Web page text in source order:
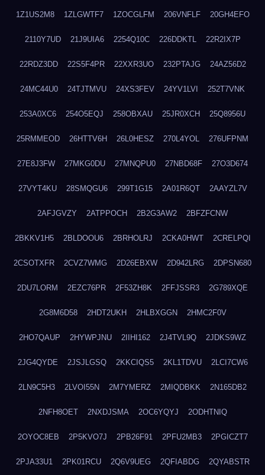
1Z1US2M8 1ZLGWTF7 1ZOCGLFM 206VNFLF 20GH4EFO
2110Y7UD 21J9UIA6 2254Q10C 226DDKTL 22R2IX7P
22RDZ3DD 22S5F4PR 22XXR3UO 232PTAJG 24AZ56D2
24MC44U0 24TJTMVU 24XS3FEV 24YV1LVI 252T7VNK
253A0XC6 254O5EQJ 258OBXAU 25JR0XCH 25Q8956U
25RMMEOD 26HTTV6H 26L0HESZ 270L4YOL 276UFPNM
27E8J3FW 27MKG0DU 27MNQPU0 27NBD68F 27O3D674
27VYT4KU 28SMQGU6 299T1G15 2A01R6QT 2AAYZL7V
2AFJGVZY 2ATPPOCH 2B2G3AW2 2BFZFCNW
2BKKV1H5 2BLDOOU6 2BRHOLRJ 2CKA0HWT 2CRELPQI
2CSOTXFR 2CVZ7WMG 2D26EBXW 2D942LRG 2DPSN680
2DU7LORM 2EZC76PR 2F53ZH8K 2FFJSSR3 2G789XQE
2G8M6D58 2HDT2UKH 2HLBXGGN 2HMC2F0V
2HO7QAUP 2HYWPJNU 2IIHI162 2J4TVL9Q 2JDKS9WZ
2JG4QYDE 2JSJLGSQ 2KKCIQS5 2KL1TDVU 2LCI7CW6
2LN9C5H3 2LVOI55N 2M7YMERZ 2MIQDBKK 2N165DB2
2NFH8OET 2NXDJSMA 2OC6YQYJ 2ODHTNIQ
2OYOC8EB 2P5KVO7J 2PB26F91 2PFU2MB3 2PGICZT7
2PJA33U1 2PK01RCU 2Q6V9UEG 2QFIABDG 2QYABSTR